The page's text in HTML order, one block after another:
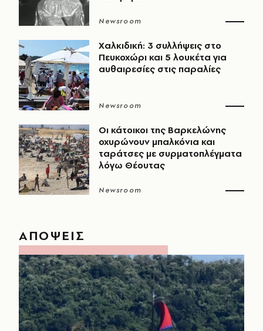
Newsroom
Χαλκιδική: 3 συλλήψεις στο
Πευκοχώρι και 5 λουκέτα για
αυθαιρεσίες στις παραλίες
Newsroom
Οι κάτοικοι της Βαρκελώνης
οχυρώνουν μπαλκόνια και
ταράτσες με συρματοπλέγματα
λόγω Θέουτας
Newsroom
ΑΠΟΨΕΙΣ